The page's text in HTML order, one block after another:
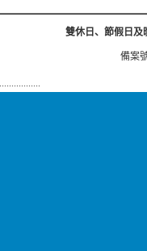
雙休日、節假日及
備案